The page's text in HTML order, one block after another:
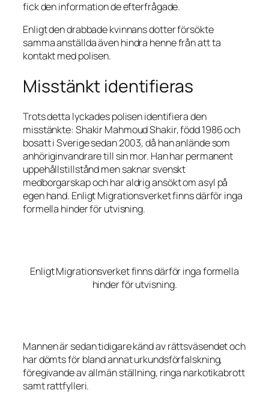
fick den information de efterfrågade.
Enligt den drabbade kvinnans dotter försökte
samma anställda även hindra henne från att ta
kontakt med polisen.
Misstänkt identifieras
Trots detta lyckades polisen identifiera den
misstänkte: Shakir Mahmoud Shakir, född 1986 och
bosatt i Sverige sedan 2003, då han anlände som
anhöriginvandrare till sin mor. Han har permanent
uppehållstillstånd men saknar svenskt
medborgarskap och har aldrig ansökt om asyl på
egen hand. Enligt Migrationsverket finns därför inga
formella hinder för utvisning.
Enligt Migrationsverket finns därför inga formella
hinder för utvisning.
Mannen är sedan tidigare känd av rättsväsendet och
har dömts för bland annat urkundsförfalskning,
föregivande av allmän ställning, ringa narkotikabrott
samt rattfylleri.